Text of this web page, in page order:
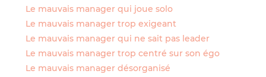
Le mauvais manager qui joue solo
Le mauvais manager trop exigeant
Le mauvais manager qui ne sait pas leader
Le mauvais manager trop centré sur son égo
Le mauvais manager désorganisé